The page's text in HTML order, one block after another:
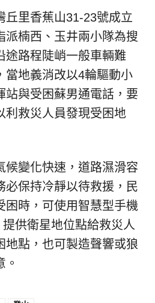
丘里香蕉山31-23號成立
派楠西、玉井兩小隊為搜
途路程陡峭一般車輛難
當地義消改以4輪驅動小
站與受困蘇男通電話，要
利救災人員發現受困地
候變化快速，道路濕滑容
必保持冷靜以待救援，民
困時，可使用智慧型手機
供衛星地位點給救災人
地點，也可製造聲響或狼